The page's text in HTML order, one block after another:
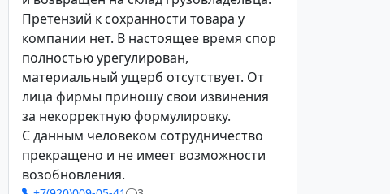
Претензий к сохранности товара у
компании нет. В настоящее время спор
полностью урегулирован,
материальный ущерб отсутствует. От
лица фирмы приношу свои извинения
за некорректную формулировку.
С данным человеком сотрудничество
прекращено и не имеет возможности
возобновления.